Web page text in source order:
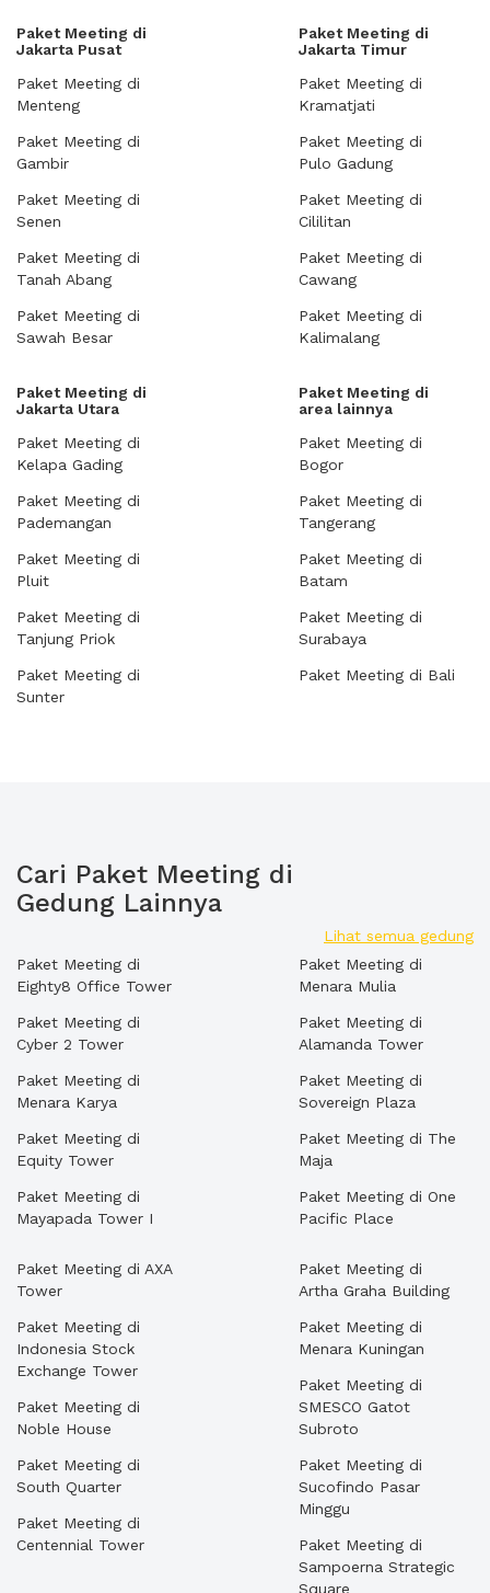
Paket Meeting di
Jakarta Pusat
Paket Meeting di
Menteng
Paket Meeting di
Gambir
Paket Meeting di
Senen
Paket Meeting di
Tanah Abang
Paket Meeting di
Sawah Besar
Paket Meeting di
Jakarta Timur
Paket Meeting di
Kramatjati
Paket Meeting di
Pulo Gadung
Paket Meeting di
Cililitan
Paket Meeting di
Cawang
Paket Meeting di
Kalimalang
Paket Meeting di
Jakarta Utara
Paket Meeting di
Kelapa Gading
Paket Meeting di
Pademangan
Paket Meeting di
Pluit
Paket Meeting di
Tanjung Priok
Paket Meeting di
Sunter
Paket Meeting di
area lainnya
Paket Meeting di
Bogor
Paket Meeting di
Tangerang
Paket Meeting di
Batam
Paket Meeting di
Surabaya
Paket Meeting di Bali
Cari Paket Meeting di
Gedung Lainnya
Lihat semua gedung
Paket Meeting di
Eighty8 Office Tower
Paket Meeting di
Cyber 2 Tower
Paket Meeting di
Menara Karya
Paket Meeting di
Equity Tower
Paket Meeting di
Mayapada Tower I
Paket Meeting di
Menara Mulia
Paket Meeting di
Alamanda Tower
Paket Meeting di
Sovereign Plaza
Paket Meeting di The
Maja
Paket Meeting di One
Pacific Place
Paket Meeting di AXA
Tower
Paket Meeting di
Indonesia Stock
Exchange Tower
Paket Meeting di
Noble House
Paket Meeting di
South Quarter
Paket Meeting di
Centennial Tower
Paket Meeting di
Artha Graha Building
Paket Meeting di
Menara Kuningan
Paket Meeting di
SMESCO Gatot
Subroto
Paket Meeting di
Sucofindo Pasar
Minggu
Paket Meeting di
Sampoerna Strategic
Square